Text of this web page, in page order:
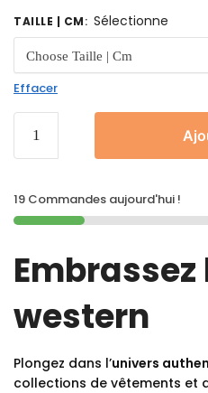
TAILLE | CM: Sélectionne
Effacer
19 Commandes aujourd'hui !
Embrassez
western
Plongez dans l’univers
collections de vêtements et